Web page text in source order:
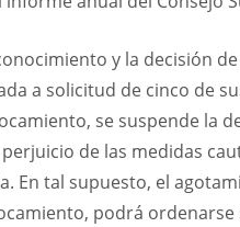
y la decisión
a solicitud de cinco de
se suspende la
de las medidas
En tal supuesto, el
podrá